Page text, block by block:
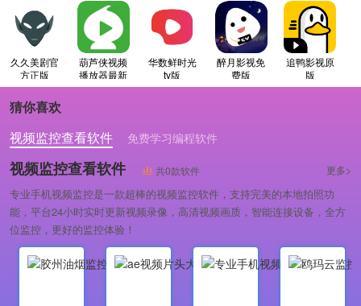
久久美剧官
方正版
葫芦侠视频
播放器最新
免费版
华数鲜时光
tv版
醉月影视免
费版
追鸭影视原
版
猜你喜欢
视频监控查看软件
免费学习编程软件
专业做婚礼策划的软件
视频监控查看软件 共0款软件 更多>
专业手机视频监控是一款超棒的视频监控软件，支持完美的本地拍照功
能，平台24小时实时更新视频录像，高清视频画质，智能连接设备，全方
位监控，更好的监控体验！